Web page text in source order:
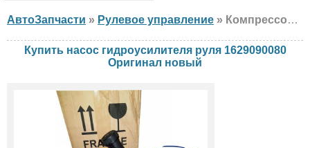
АвтоЗапчасти » Рулевое управление » Компрессор кондиционера Оригинал 1629090080 Citroen, Peugeot, новый
Купить насос гидроусилителя руля 1629090080
Оригинал новый